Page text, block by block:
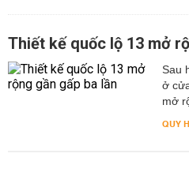
Thiết kế quốc lộ 13 mở
Sau
ở
mở
QUY